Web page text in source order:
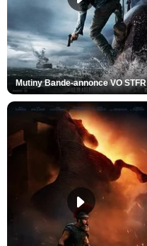
Mutiny Bande-annonce VO STFR